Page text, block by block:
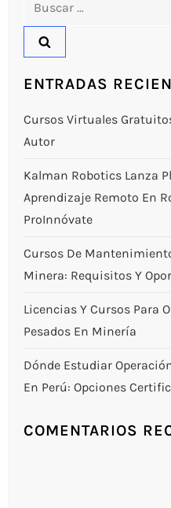
ENTRADAS
Cursos Virtuales
Autor
Kalman Robotics Lanza
Aprendizaje Remoto En
ProInnóvate
Cursos De
Minera: Requisitos Y
Licencias Y Cursos Para
Pesados En Minería
Dónde Estudiar
En Perú: Opciones
COMENTARIOS